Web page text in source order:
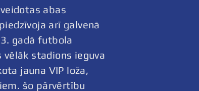
abas
arī galvenā
gadā futbola
stadions ieguva
jauna VIP loža,
šo pārvērtību